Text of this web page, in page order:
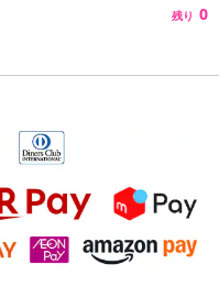
残り 0